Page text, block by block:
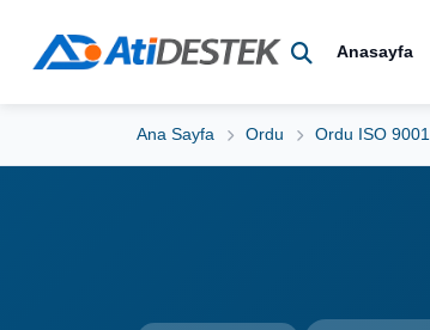
Anasayfa
Ana Sayfa Ordu Ordu ISO 9001